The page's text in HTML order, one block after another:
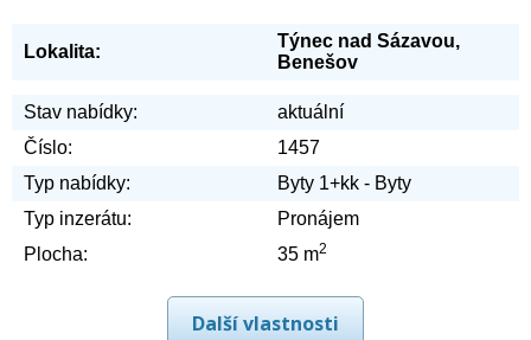
Lokalita:
Týnec nad Sázavou,
Benešov
Stav nabídky:
aktuální
Číslo:
1457
Typ nabídky:
Byty 1+kk - Byty
Typ inzerátu:
Pronájem
Plocha:
35 m2
Další vlastnosti